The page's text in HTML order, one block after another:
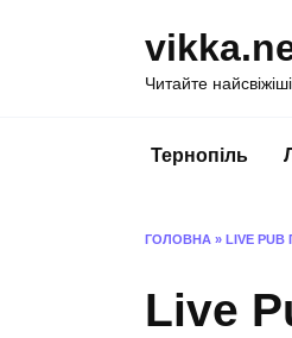
Читайте
Тернопіль
ГОЛОВНА » LIVE
Live